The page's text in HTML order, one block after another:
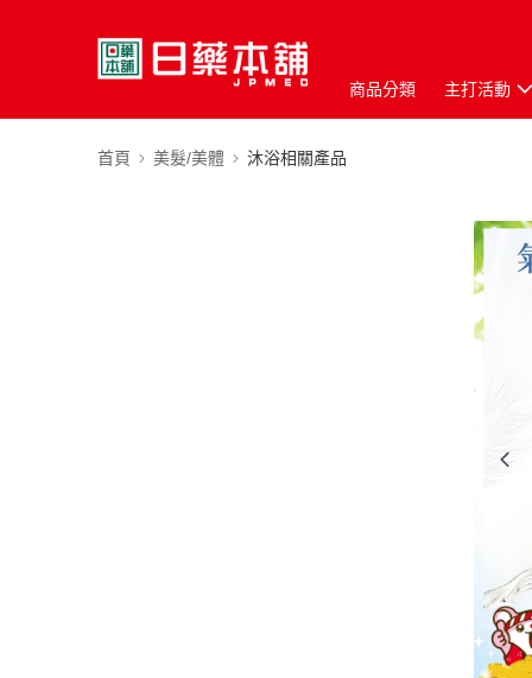
商品分類 主打活動
首頁 美髮/美體 沐浴相關產品